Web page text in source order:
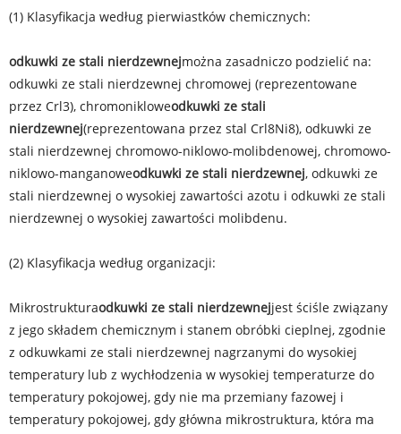
(1) Klasyfikacja według pierwiastków chemicznych:
odkuwki ze stali nierdzewnejmożna zasadniczo podzielić na:
odkuwki ze stali nierdzewnej chromowej (reprezentowane
przez Crl3), chromonikloweodkuwki ze stali
nierdzewnej(reprezentowana przez stal Crl8Ni8), odkuwki ze
stali nierdzewnej chromowo-niklowo-molibdenowej, chromowo-
niklowo-manganoweodkuwki ze stali nierdzewnej, odkuwki ze
stali nierdzewnej o wysokiej zawartości azotu i odkuwki ze stali
nierdzewnej o wysokiej zawartości molibdenu.
(2) Klasyfikacja według organizacji:
Mikrostrukturaodkuwki ze stali nierdzewnejjest ściśle związany
z jego składem chemicznym i stanem obróbki cieplnej, zgodnie
z odkuwkami ze stali nierdzewnej nagrzanymi do wysokiej
temperatury lub z wychłodzenia w wysokiej temperaturze do
temperatury pokojowej, gdy nie ma przemiany fazowej i
temperatury pokojowej, gdy główna mikrostruktura, która ma